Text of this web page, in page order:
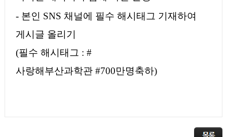
- 본인 SNS채널에 필수 해시태그 기재하여
게시글 올리기
(필수 해시태그 : #
사랑해부산과학관#700만명축하)